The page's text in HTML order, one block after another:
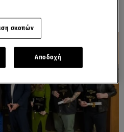
σκοπών
Αποδοχή